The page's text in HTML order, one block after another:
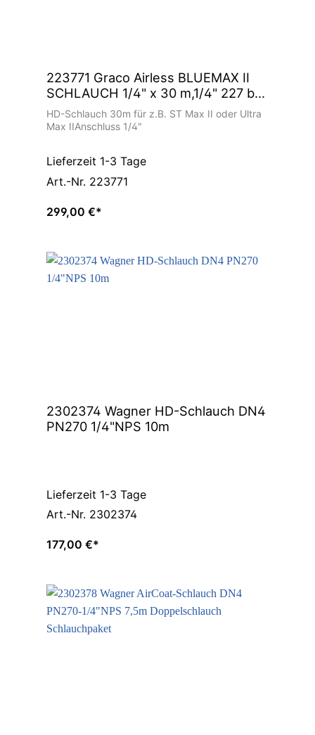
223771 Graco Airless BLUEMAX II
SCHLAUCH 1/4" x 30 m,1/4" 227 bar
Farbschlauch
HD-Schlauch 30m für z.B. ST Max II oder Ultra
Max IIAnschluss 1/4"
Lieferzeit 1-3 Tage
Art.-Nr. 223771
299,00 €*
2302374 Wagner HD-Schlauch DN4
PN270 1/4"NPS 10m
Lieferzeit 1-3 Tage
Art.-Nr. 2302374
177,00 €*